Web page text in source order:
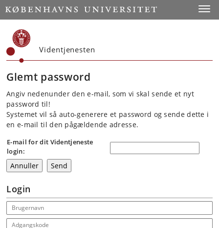
Start
Videntjenesten
Glemt password
Angiv nedenunder den e-mail, som vi skal sende et nyt
password til!
Systemet vil så auto-generere et password og sende dette i
en e-mail til den pågældende adresse.
E-mail for dit Videntjeneste
login:
Login
Email address
Adgangskode